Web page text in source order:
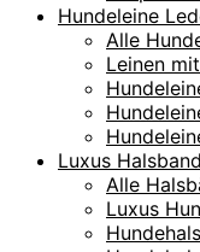
Hundeleine
Alle
Leinen
Luxus Halsband
Alle
Luxus